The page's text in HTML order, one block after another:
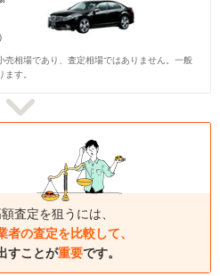
相場であり、査定相場ではありません。一般
す。
査定を狙うには、
者の査定を比較して、
すことが重要です。